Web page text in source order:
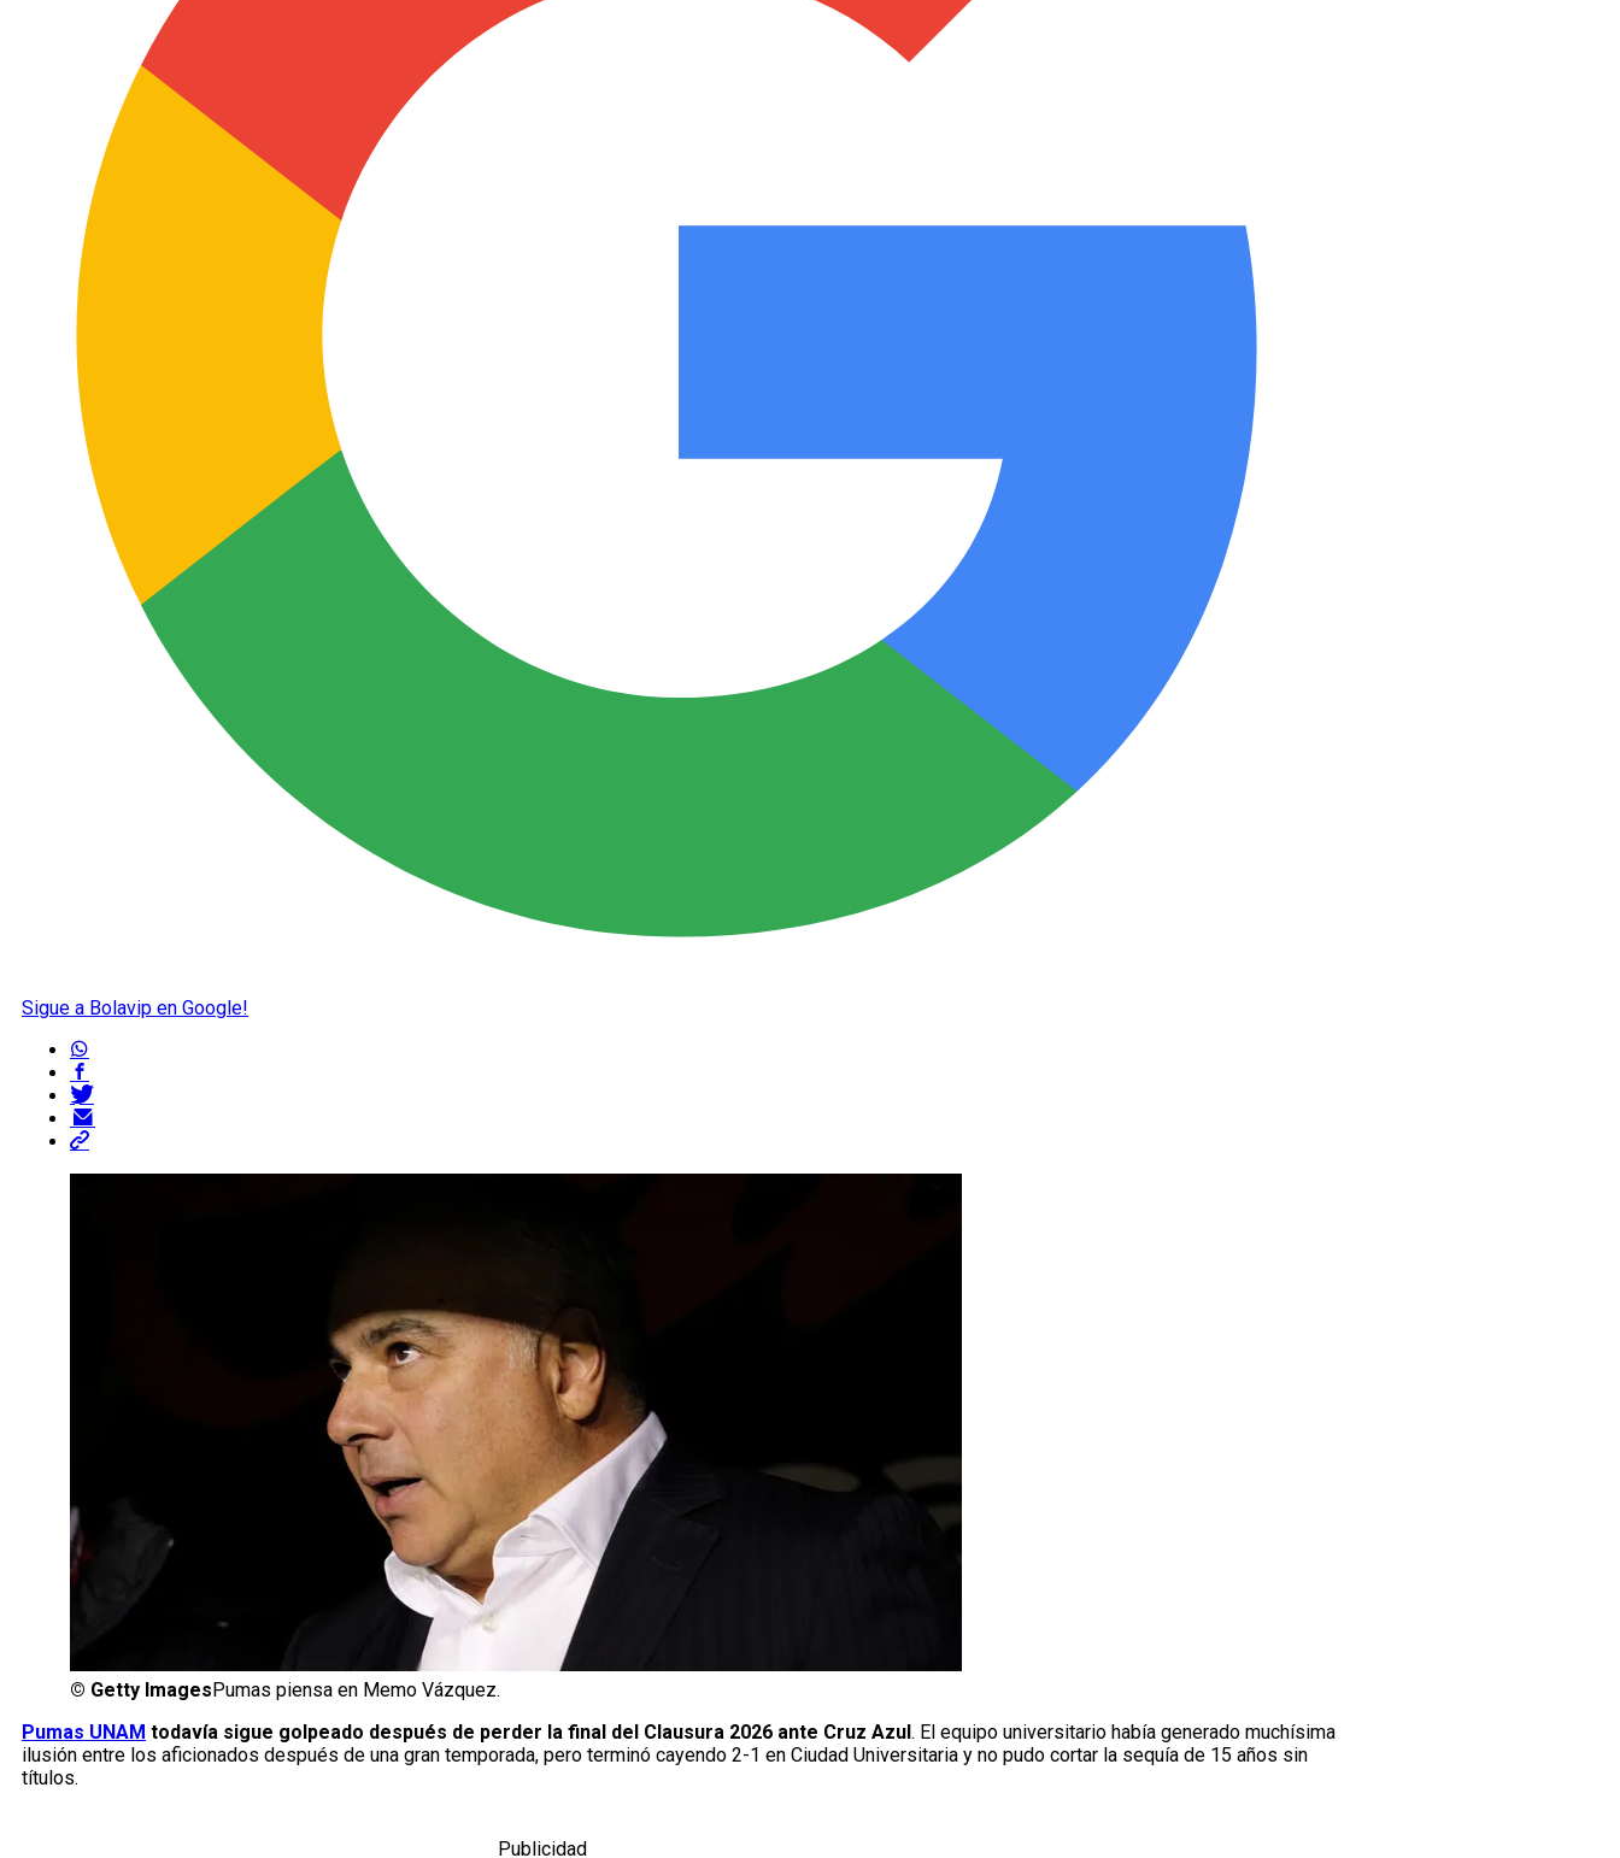
Sigue a Bolavip en Google!
© Getty Images Pumas piensa en Memo Vázquez.
Pumas UNAM todavía sigue golpeado después de perder la final del Clausura 2026 ante Cruz Azul . El equipo universitario había generado muchísima
ilusión entre los aficionados después de una gran temporada, pero terminó cayendo 2-1 en Ciudad Universitaria y no pudo cortar la sequía de 15 años sin
títulos.
Publicidad